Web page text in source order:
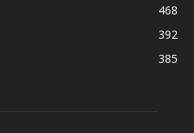
468
392
385